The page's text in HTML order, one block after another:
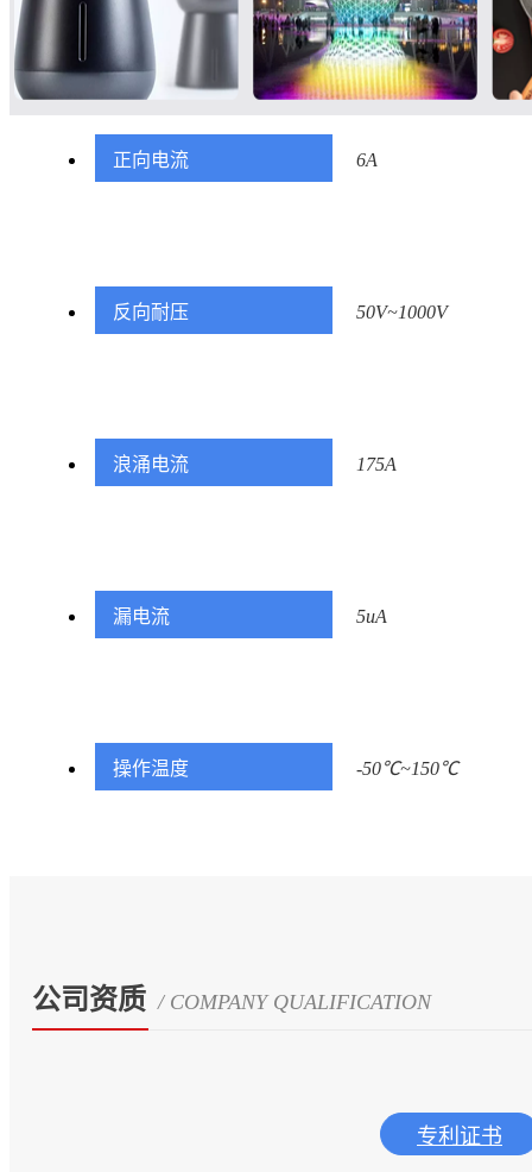
正向电流 6A
反向耐压 50V~1000V
浪涌电流 175A
漏电流 5uA
操作温度 -50℃~150℃
公司资质 / COMPANY QUALIFICATION
专利证书